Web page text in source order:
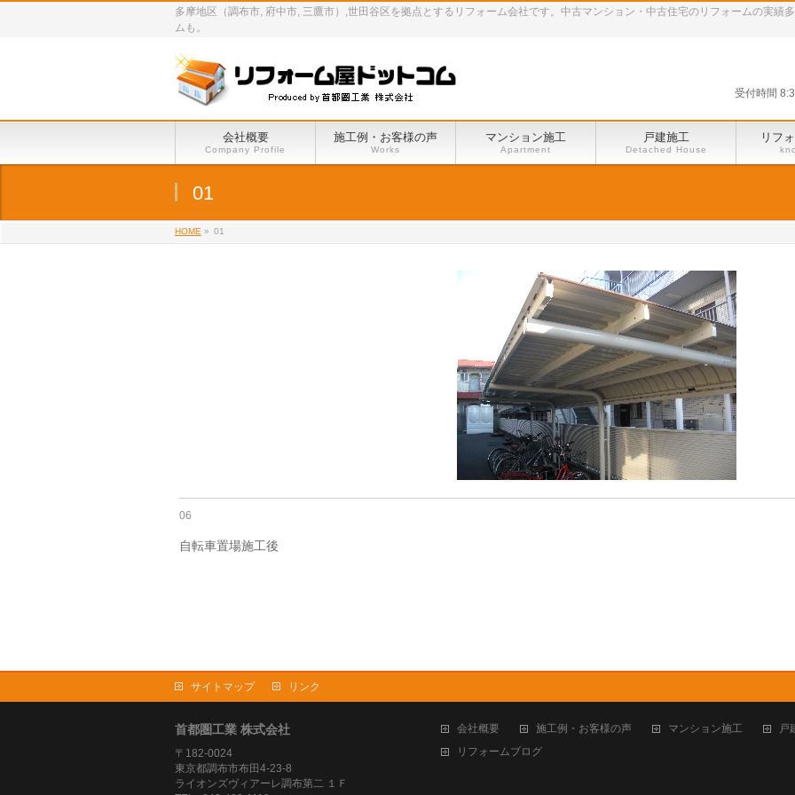
多摩地区（調布市, 府中市, 三鷹市）,世田谷区を拠点とするリフォーム会社です。中古マンション・中古住宅のリフォームの実績
ムも。
受付時間
会社概要
Company Profile
施工例・お客様の声
Works
マンション施工
Apartment
戸建施工
Detached House
リフ
01
HOME » 01
06
自転車置場施工後
サイトマップ リンク
首都圏工業 株式会社
〒182-0024
東京都調布市布田4-23-8
ライオンズヴィアーレ調布第二 １Ｆ
会社概要 施工例・お客様の声 マンション施工 戸
リフォームブログ